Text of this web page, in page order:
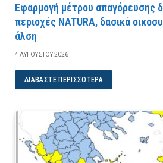
Εφαρμογή μέτρου απαγόρευσης
περιοχές NATURA, δασικά
άλση
4 ΑΥΓΟΎΣΤΟΥ 2026
ΔΙΑΒΆΣΤΕ ΠΕΡΙΣΣΌΤΕΡΑ